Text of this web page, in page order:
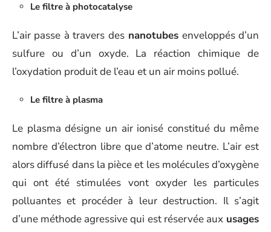
Le filtre à photocatalyse
L’air passe à travers desnanotubes enveloppés d’un
sulfure ou d’un oxyde. La réaction chimique de
l’oxydation produit de l’eau et un air moins pollué.
Le filtre à plasma
Le plasma désigne un air ionisé constitué du même
nombre d’électron libre que d’atome neutre. L’air est
alors diffusé dans la pièce et les molécules d’oxygène
qui ont été stimulées vont oxyder les particules
polluantes et procéder à leur destruction. Il s’agit
d’une méthode agressive qui est réservée auxusages